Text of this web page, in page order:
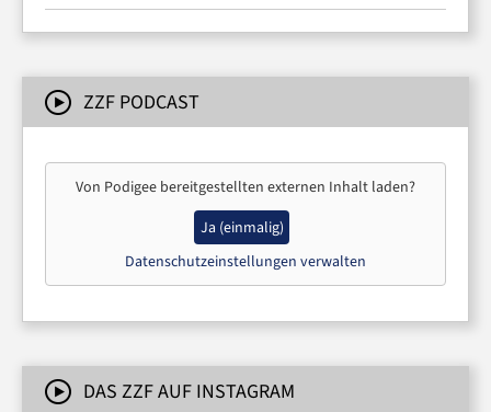
ZZF PODCAST
Von Podigee bereitgestellten externen Inhalt laden?
Ja (einmalig)
Datenschutzeinstellungen verwalten
DAS ZZF AUF INSTAGRAM